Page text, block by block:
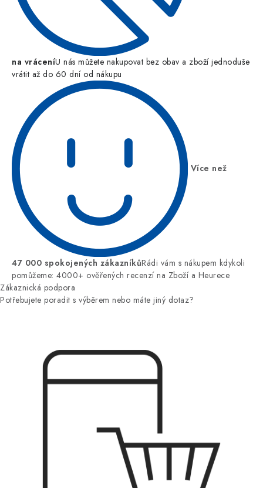
na vráceníU nás můžete nakupovat bez obav a zboží jednoduše
vrátit až do 60 dní od nákupu
Více než
47 000 spokojených zákazníkůRádi vám s nákupem kdykoli
pomůžeme: 4000+ ověřených recenzí na Zboží a Heurece
Zákaznická podpora
Potřebujete poradit s výběrem nebo máte jiný dotaz?